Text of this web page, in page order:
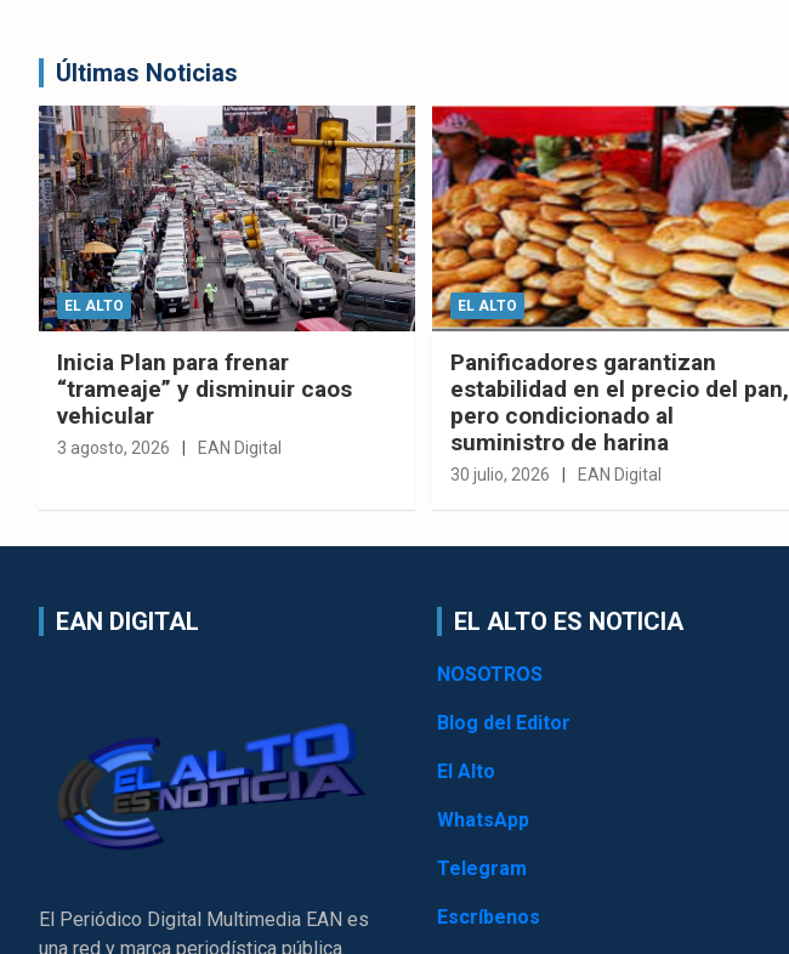
Últimas Noticias
EL ALTO
Inicia Plan para frenar
“trameaje” y disminuir caos
vehicular
3 agosto, 2026 EAN Digital
EL ALTO
Panificadores garantizan
estabilidad en el precio del pan,
pero condicionado al
suministro de harina
30 julio, 2026 EAN Digital
EAN DIGITAL
El Periódico Digital Multimedia EAN es
una red y marca periodística pública
EL ALTO ES NOTICIA
NOSOTROS
Blog del Editor
El Alto
WhatsApp
Telegram
Escríbenos